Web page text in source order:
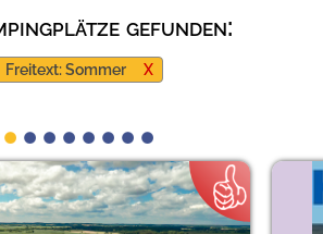
gefunden:
Freitext: Sommer X